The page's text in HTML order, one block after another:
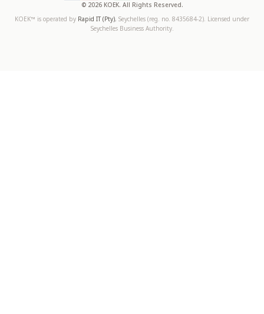
© 2026 KOEK. All Rights Reserved.
KOEK™ is operated by Rapid IT (Pty), Seychelles (reg. no. 8435684-2). Licensed under
Seychelles Business Authority.